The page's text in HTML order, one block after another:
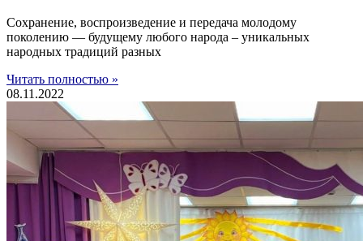
Сохранение, воспроизведение и передача молодому
поколению — будущему любого народа – уникальных
народных традиций разных
Читать полностью »
08.11.2022